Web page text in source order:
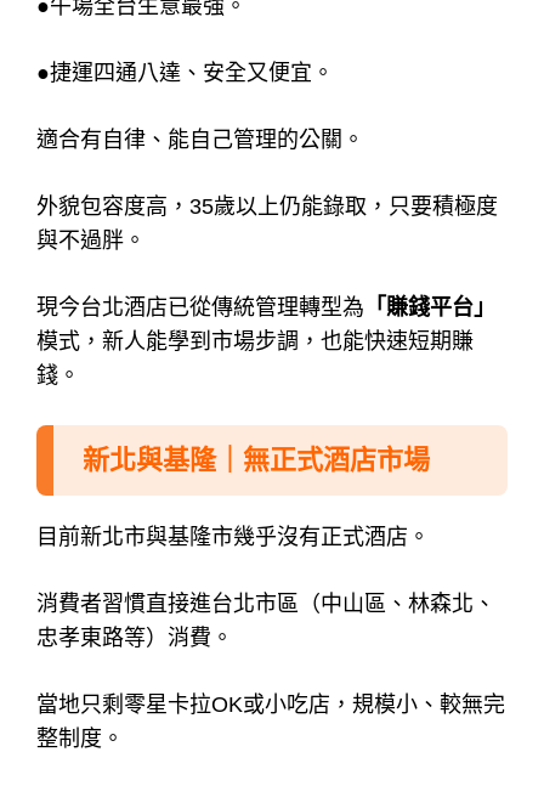
●午場全台生意最強。
●捷運四通八達、安全又便宜。
適合有自律、能自己管理的公關。
外貌包容度高，35歲以上仍能錄取，只要積極度
與不過胖。
現今台北酒店已從傳統管理轉型為 「賺錢平台」
模式， 新人能學到市場步調，也能快速短期賺
錢。
新北與基隆｜無正式酒店市場
目前新北市與基隆市幾乎沒有正式酒店。
消費者習慣直接進台北市區（中山區、林森北、
忠孝東路等）消費。
當地只剩零星卡拉OK或小吃店，規模小、較無完
整制度。